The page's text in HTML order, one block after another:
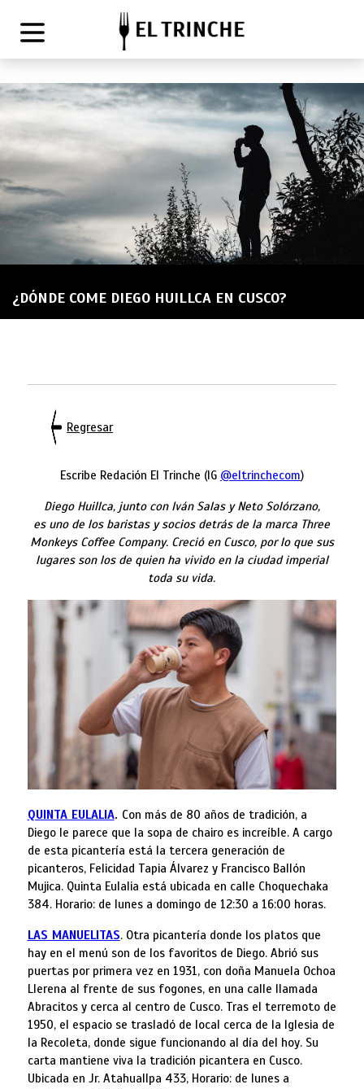
¿DÓNDE COME DIEGO HUILLCA EN CUSCO?
Regresar
Escribe Redación El Trinche (IG @eltrinchecom)
Diego Huillca, junto con Iván Salas y Neto Solórzano,
es uno de los baristas y socios detrás de la marca Three
Monkeys Coffee Company. Creció en Cusco, por lo que sus
lugares son los de quien ha vivido en la ciudad imperial
toda su vida.
QUINTA EULALIA. Con más de 80 años de tradición, a
Diego le parece que la sopa de chairo es increíble. A cargo
de esta picantería está la tercera generación de
picanteros, Felicidad Tapia Álvarez y Francisco Ballón
Mujica. Quinta Eulalia está ubicada en calle Choquechaka
384. Horario: de lunes a domingo de 12:30 a 16:00 horas.
LAS MANUELITAS. Otra picantería donde los platos que
hay en el menú son de los favoritos de Diego. Abrió sus
puertas por primera vez en 1931, con doña Manuela Ochoa
Llerena al frente de sus fogones, en una calle llamada
Abracitos y cerca al centro de Cusco. Tras el terremoto de
1950, el espacio se trasladó de local cerca de la Iglesia de
la Recoleta, donde sigue funcionando al día del hoy. Su
carta mantiene viva la tradición picantera en Cusco.
Ubicada en Jr. Atahuallpa 433, Horario: de lunes a